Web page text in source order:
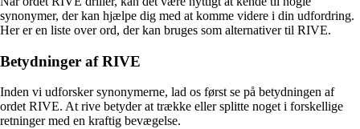
synonymer, der kan hjælpe dig med at komme videre i din udfordring.
Her er en liste over ord, der kan bruges som alternativer til RIVE.
Betydninger af RIVE
Inden vi udforsker synonymerne, lad os først se på betydningen af
ordet RIVE. At rive betyder at trække eller splitte noget i forskellige
retninger med en kraftig bevægelse.